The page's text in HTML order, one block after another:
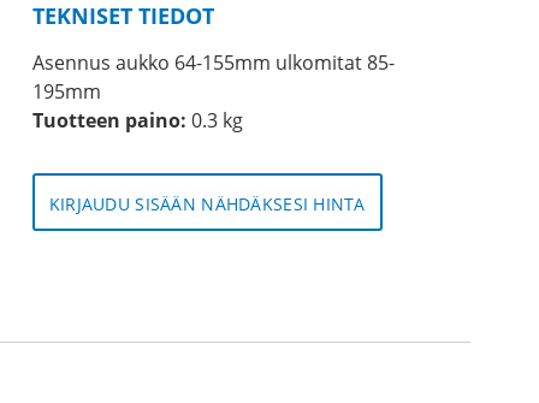
TEKNISET TIEDOT
Asennus aukko 64-155mm ulkomitat 85-
195mm
Tuotteen paino: 0.3 kg
KIRJAUDU SISÄÄN NÄHDÄKSESI HINTA